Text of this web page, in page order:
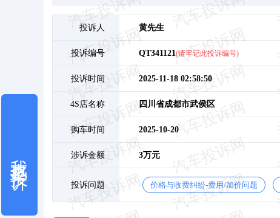
投诉人 黄先生
投诉编号 QT341121(请牢记此投诉编号)
投诉时间 2025-11-18 02:58:50
4S店名称 四川省成都市武侯区
购车时间 2025-10-20
涉诉金额 3万元
投诉问题 价格与收费纠纷-费用/加价问题